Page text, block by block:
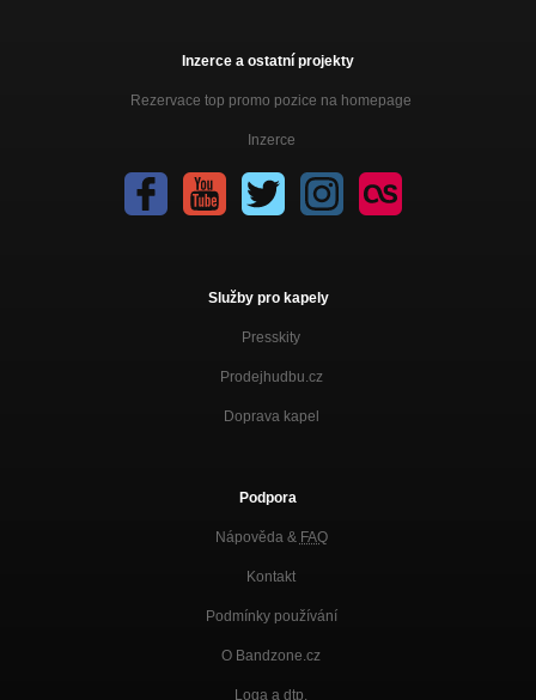
Inzerce a ostatní projekty
Rezervace top promo pozice na homepage
Inzerce
Služby pro kapely
Presskity
Prodejhudbu.cz
Doprava kapel
Podpora
Nápověda & FAQ
Kontakt
Podmínky používání
O Bandzone.cz
Loga a dtp.